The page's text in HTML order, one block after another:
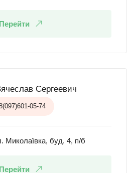
Перейти
Сергеевич
05-74
Миколаївка, буд. 4, п/б
Перейти